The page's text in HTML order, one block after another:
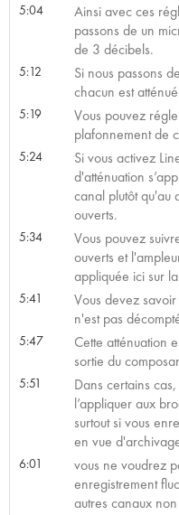
5:04
Ainsi avec ces
passons de un
de 3 décibels.
5:12
Si nous passons
chacun est
5:19
Vous pouvez
plafonnement de
5:24
Si vous activez
d'atténuation
canal plutôt qu'au
ouverts.
5:34
Vous pouvez
ouverts et
appliquée ici sur
5:41
Vous devez
n'est pas
5:47
Cette atténuation
sortie du
5:51
Dans certains
l’appliquer aux
surtout si vous
en vue
6:01
vous ne voudrez
enregistrement
autres canaux